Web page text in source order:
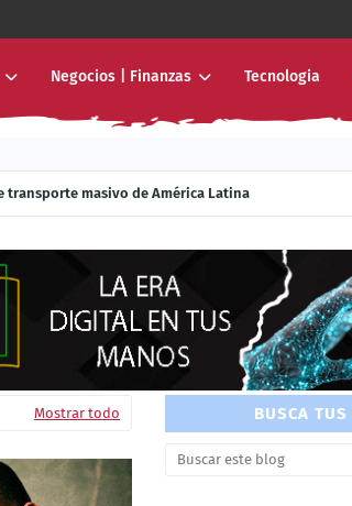
Negocios | Finanzas Tecnologia
transporte masivo de América Latina
Mostrar todo BUSCA TUS